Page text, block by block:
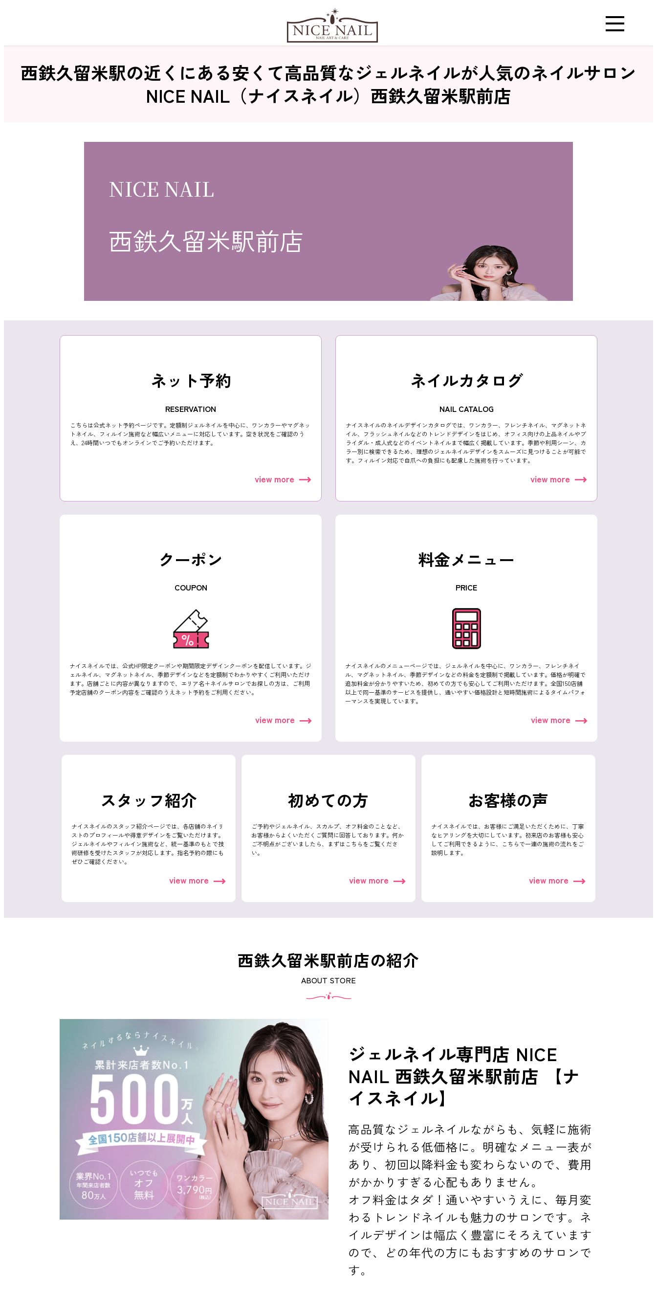
ホーム
ネイルカタログ
おすすめクーポン
料金メニュー
よくあるご質問
ご利用の流れ
取り扱いカラー
消費者志向自主宣言
新着情報
採用情報
ネイルスクール
西鉄久留米駅の近くにある安くて高品質なジェルネイルが人気のネイルサロン
NICE NAIL（ナイスネイル）西鉄久留米駅前店
NICE NAIL
西鉄久留米駅前店
ネット予約
RESERVATION
こちらは公式ネット予約ページです。定額制ジェルネイルを中心に、ワンカラーやマグネッ
トネイル、フィルイン施術など幅広いメニューに対応しています。空き状況をご確認のう
え、24時間いつでもオンラインでご予約いただけます。
view more
ネイルカタログ
NAIL CATALOG
ナイスネイルのネイルデザインカタログでは、ワンカラー、フレンチネイル、マグネットネ
イル、フラッシュネイルなどのトレンドデザインをはじめ、オフィス向けの上品ネイルやブ
ライダル・成人式などのイベントネイルまで幅広く掲載しています。季節や利用シーン、カ
ラー別に検索できるため、理想のジェルネイルデザインをスムーズに見つけることが可能で
す。フィルイン対応で自爪への負担にも配慮した施術を行っています。
view more
クーポン
COUPON
ナイスネイルでは、公式HP限定クーポンや期間限定デザインクーポンを配信しています。ジ
ェルネイル、マグネットネイル、季節デザインなどを定額制でわかりやすくご利用いただけ
ます。店舗ごとに内容が異なりますので、エリア名＋ネイルサロンでお探しの方は、ご利用
予定店舗のクーポン内容をご確認のうえネット予約をご利用ください。
view more
料金メニュー
PRICE
ナイスネイルのメニューページでは、ジェルネイルを中心に、ワンカラー、フレンチネイ
ル、マグネットネイル、季節デザインなどの料金を定額制で掲載しています。価格が明確で
追加料金が分かりやすいため、初めての方でも安心してご利用いただけます。全国150店舗
以上で同一基準のサービスを提供し、通いやすい価格設計と短時間施術によるタイムパフォ
ーマンスを実現しています。
view more
スタッフ紹介
ナイスネイルのスタッフ紹介ページでは、各店舗のネイリ
ストのプロフィールや得意デザインをご覧いただけます。
ジェルネイルやフィルイン施術など、統一基準のもとで技
術研修を受けたスタッフが対応します。指名予約の際にも
ぜひご確認ください。
view more
初めての方
ご予約やジェルネイル、スカルプ、オフ料金のことなど、
お客様からよくいただくご質問に回答しております。何か
ご不明点がございましたら、まずはこちらをご覧くださ
い。
view more
お客様の声
ナイスネイルでは、お客様にご満足いただくために、丁寧
なヒアリングを大切にしています。初来店のお客様も安心
してご利用できるように、こちらで一連の施術の流れをご
説明します。
view more
西鉄久留米駅前店の紹介
ABOUT STORE
ジェルネイル専門店 NICE
NAIL 西鉄久留米駅前店 【ナ
イスネイル】
高品質なジェルネイルながらも、気軽に施術
が受けられる低価格に。明確なメニュー表が
あり、初回以降料金も変わらないので、費用
がかかりすぎる心配もありません。
オフ料金はタダ！通いやすいうえに、毎月変
わるトレンドネイルも魅力のサロンです。ネ
イルデザインは幅広く豊富にそろえています
ので、どの年代の方にもおすすめのサロンで
す。